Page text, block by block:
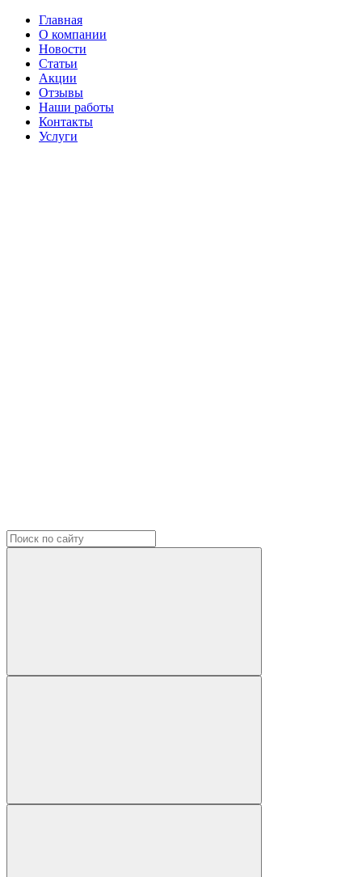
Главная
О компании
Новости
Статьи
Акции
Отзывы
Наши работы
Контакты
Услуги